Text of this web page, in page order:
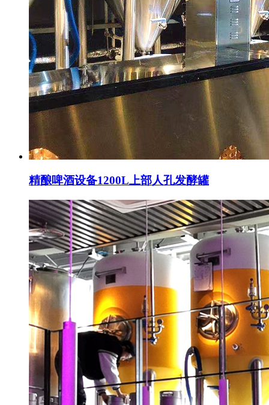
精酿啤酒设备1200L上部人孔发酵罐